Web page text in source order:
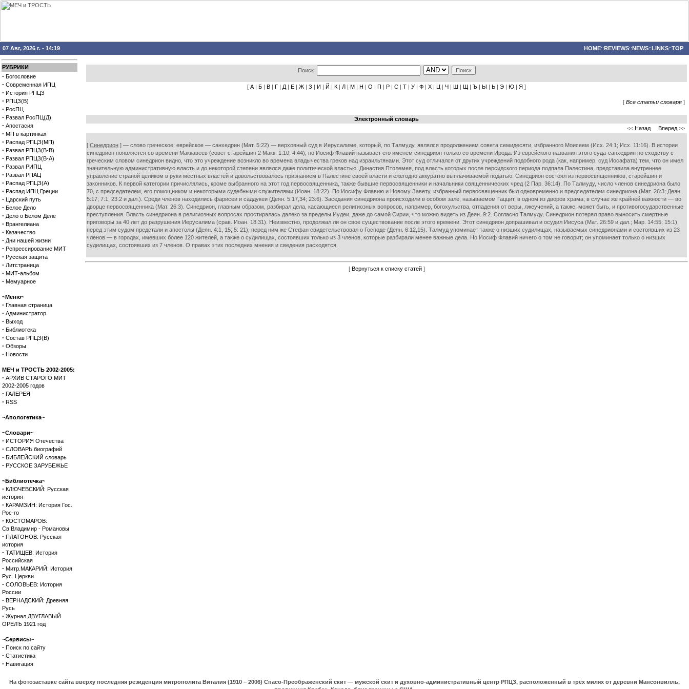
07 Авг, 2026 г. - 14:19 HOME::REVIEWS::NEWS::LINKS::TOP
РУБРИКИ
· Богословие
· Современная ИПЦ
· История РПЦЗ
· РПЦЗ(В)
· РосПЦ
· Развал РосПЦ(Д)
· Апостасия
· МП в картинках
· Распад РПЦЗ(МП)
· Развал РПЦЗ(В-В)
· Развал РПЦЗ(В-А)
· Развал РИПЦ
· Развал РПАЦ
· Распад РПЦЗ(А)
· Распад ИПЦ Греции
· Царский путь
· Белое Дело
· Дело о Белом Деле
· Врангелиана
· Казачество
· Дни нашей жизни
· Репрессирование МИТ
· Русская защита
· Литстраница
· МИТ-альбом
· Мемуарное
~Меню~
· Главная страница
· Администратор
· Выход
· Библиотека
· Состав РПЦЗ(В)
· Обзоры
· Новости
МЕЧ и ТРОСТЬ 2002-2005:
· АРХИВ СТАРОГО МИТ
2002-2005 годов
· ГАЛЕРЕЯ
· RSS
~Апологетика~
~Словари~
· ИСТОРИЯ Отечества
· СЛОВАРЬ биографий
· БИБЛЕЙСКИЙ словарь
· РУССКОЕ ЗАРУБЕЖЬЕ
~Библиотечка~
· КЛЮЧЕВСКИЙ: Русская
история
· КАРАМЗИН: История Гос.
Рос-го
· КОСТОМАРОВ:
Св.Владимир - Романовы
· ПЛАТОНОВ: Русская
история
· ТАТИЩЕВ: История
Российская
· Митр.МАКАРИЙ: История
Рус. Церкви
· СОЛОВЬЕВ: История
России
· ВЕРНАДСКИЙ: Древняя
Русь
· Журнал ДВУГЛАВЫЙ
ОРЕЛЪ 1921 год
~Сервисы~
· Поиск по сайту
· Статистика
· Навигация
Поиск
[ А | Б | В | Г | Д | Е | Ж | З | И | Й | К | Л | М | Н | О | П | Р | С | Т | У | Ф | Х | Ц | Ч | Ш | Щ | Ъ | Ы | Ь | Э | Ю | Я ]
[ Все статьи словаря ]
Электронный словарь
<< Назад Вперед >>
[ Синедрион ] — слово греческое; еврейское — санхедрин (Мат. 5:22) — верховный суд в Иерусалиме, который, по Талмуду, являлся продолжением совета семидесяти, избранного Моисеем (Исх. 24:1; Исх. 11:16). В истории
синедрион появляется со времени Маккавеев (совет старейшин 2 Макк. 1:10; 4:44), но Иосиф Флавий называет его именем синедрион только со времени Ирода. Из еврейского названия этого суда-санхедрин по сходству с
греческим словом синедрион видно, что это учреждение возникло во времена владычества греков над израильтянами. Этот суд отличался от других учреждений подобного рода (как, например, суд Иосафата) тем, что он имел
значительную административную власть и до некоторой степени являлся даже политической властью. Династия Птолемея, под власть которых после персидского периода подпала Палестина, представила внутреннее
управление страной целиком в руки местных властей и довольствовалось признанием в Палестине своей власти и ежегодно аккуратно выплачиваемой податью. Синедрион состоял из первосвященников, старейшин и
законников. К первой категории причислялись, кроме выбранного на этот год первосвященника, также бывшие первосвященники и начальники священнических чред (2 Пар. 36:14). По Талмуду, число членов синедриона было
70, с председателем, его помощником и некоторыми судебными служителями (Иоан. 18:22). По Иосифу Флавию и Новому Завету, избранный первосвященник был одновременно и председателем синедриона (Мат. 26:3; Деян.
5:17; 7:1; 23:2 и дал.). Среди членов находились фарисеи и саддукеи (Деян. 5:17,34; 23:6). Заседания синедриона происходили в особом зале, называемом Гаццит, в одном из дворов храма; в случае же крайней важности — во
дворце первосвященника (Мат. 26:3). Синедрион, главным образом, разбирал дела, касающиеся религиозных вопросов, например, богохульства, отпадения от веры, лжеучений, а также, может быть, и противогосударственные
преступления. Власть синедриона в религиозных вопросах простиралась далеко за пределы Иудеи, даже до самой Сирии, что можно видеть из Деян. 9:2. Согласно Талмуду, Синедрион потерял право выносить смертные
приговоры за 40 лет до разрушения Иерусалима (срав. Иоан. 18:31). Неизвестно, продолжал ли он свое существование после этого времени. Этот синедрион допрашивал и осудил Иисуса (Мат. 26:59 и дал.; Map. 14:55; 15:1),
перед этим судом предстали и апостолы (Деян. 4:1, 15; 5: 21); перед ним же Стефан свидетельствовал о Господе (Деян. 6:12,15). Талмуд упоминает также о низших судилищах, называемых синедрионами и состоявших из 23
членов — в городах, имевших более 120 жителей, а также о судилищах, состоявших только из 3 членов, которые разбирали менее важные дела. Но Иосиф Флавий ничего о том не говорит; он упоминает только о низших
судилищах, состоявших из 7 членов. О правах этих последних мнения и сведения расходятся.
[ Вернуться к списку статей]
На фотозаставке сайта вверху последняя резиденция митрополита Виталия (1910 – 2006) Спасо-Преображенский скит — мужской скит и духовно-административный центр РПЦЗ, расположенный в трёх милях от деревни Мансонвилль,